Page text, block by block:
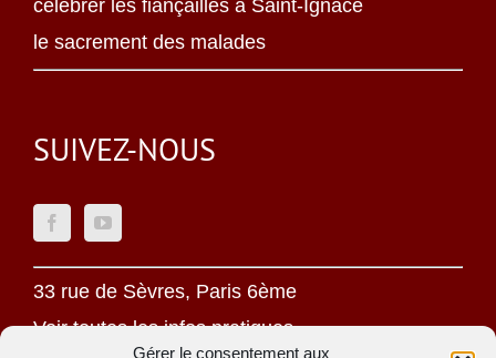
Gérer le consentement aux
célébrer les fiançailles à Saint-Ignace
le sacrement des malades
SUIVEZ-NOUS
33 rue de Sèvres, Paris 6ème
Voir toutes les infos pratiques